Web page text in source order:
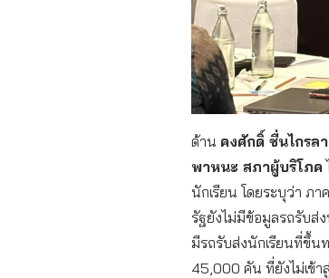
ด้าน คงศักดิ์ ชื่นไกรล
พาหนะ สภาผู้บริโภค
นักเรียน โดยระบุว่า ภา
รัฐยังไม่มีข้อมูลรถรับส่
มีรถรับส่งนักเรียนที่ขึ้น
45,000 คัน ที่ยังไม่เข้